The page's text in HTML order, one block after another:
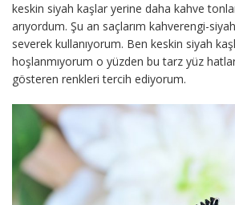
keskin siyah kaşlar yerine daha kahve
arıyordum. Şu an saçlarım kahverengi-
severek kullanıyorum. Ben keskin siyah
hoşlanmıyorum o yüzden bu tarz yüz
gösteren renkleri tercih ediyorum.